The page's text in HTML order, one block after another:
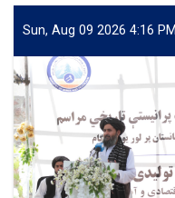
for
Economic
the
Leader
of
on
the
Sun, Aug 09 2026 4:16 PM